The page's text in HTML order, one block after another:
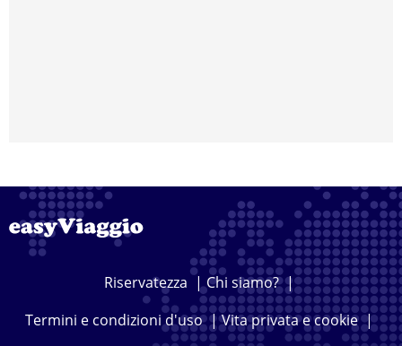
Riservatezza |Chi siamo?|
Termini e condizioni d'uso|Vita privata e cookie|